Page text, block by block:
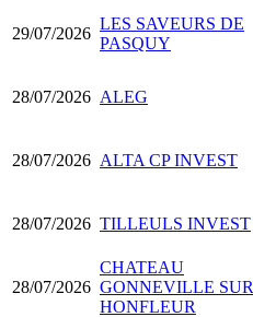
29/07/2026
LES SAVEURS DE
PASQUY
28/07/2026 ALEG
28/07/2026 ALTA CP INVEST
28/07/2026 TILLEULS INVEST
28/07/2026
CHATEAU
GONNEVILLE SUR
HONFLEUR